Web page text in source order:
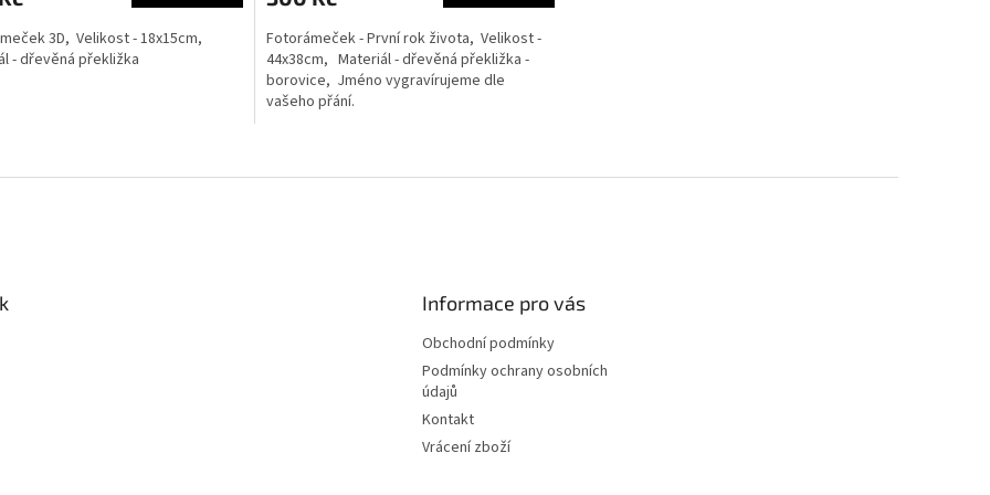
3D, Velikost - 18x15cm,
- dřevěná překližka
Fotorámeček - První rok života, Velikost -
44x38cm, Materiál - dřevěná překližka -
borovice, Jméno vygravírujeme dle
vašeho přání.
v
Informace pro vás
Obchodní podmínky
Podmínky ochrany osobních
údajů
Kontakt
Vrácení zboží